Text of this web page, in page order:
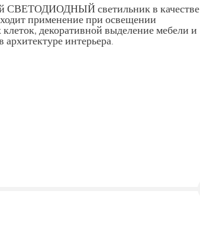
СВЕТОДИОДНЫЙ светильник в качестве
применение при освещении
декоративной выделение мебели и
интерьера.